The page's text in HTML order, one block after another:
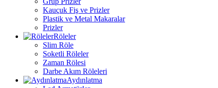
Kauçuk Fiş ve Prizler
Plastik ve Metal Makaralar
Prizler
Röleler
Slim Röle
Soketli Röleler
Zaman Rölesi
Darbe Akım Röleleri
Aydınlatma